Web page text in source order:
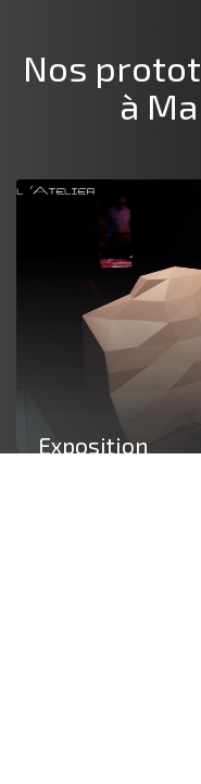
Nos
à
Exposition